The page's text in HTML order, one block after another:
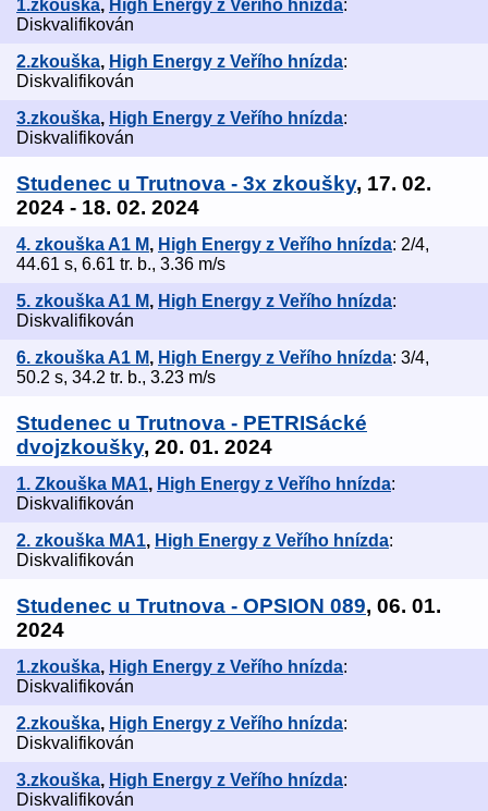
1.zkouška, High Energy z Veřího hnízda:
Diskvalifikován
2.zkouška, High Energy z Veřího hnízda:
Diskvalifikován
3.zkouška, High Energy z Veřího hnízda:
Diskvalifikován
Studenec u Trutnova - 3x zkoušky, 17. 02.
2024 - 18. 02. 2024
4. zkouška A1 M, High Energy z Veřího hnízda: 2/4,
44.61 s, 6.61 tr. b., 3.36 m/s
5. zkouška A1 M, High Energy z Veřího hnízda:
Diskvalifikován
6. zkouška A1 M, High Energy z Veřího hnízda: 3/4,
50.2 s, 34.2 tr. b., 3.23 m/s
Studenec u Trutnova - PETRISácké
dvojzkoušky, 20. 01. 2024
1. Zkouška MA1, High Energy z Veřího hnízda:
Diskvalifikován
2. zkouška MA1, High Energy z Veřího hnízda:
Diskvalifikován
Studenec u Trutnova - OPSION 089, 06. 01.
2024
1.zkouška, High Energy z Veřího hnízda:
Diskvalifikován
2.zkouška, High Energy z Veřího hnízda:
Diskvalifikován
3.zkouška, High Energy z Veřího hnízda:
Diskvalifikován